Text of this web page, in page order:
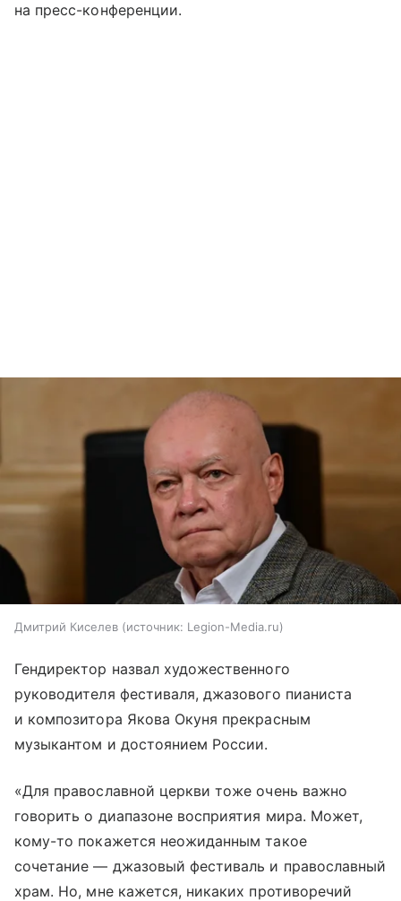
на пресс-конференции.
Дмитрий Киселев источник: Legion-Media.ru
Гендиректор назвал художественного
руководителя фестиваля, джазового пианиста
и композитора Якова Окуня прекрасным
музыкантом и достоянием России.
«Для православной церкви тоже очень важно
говорить о диапазоне восприятия мира. Может,
кому-то покажется неожиданным такое
сочетание — джазовый фестиваль и православный
храм. Но, мне кажется, никаких противоречий